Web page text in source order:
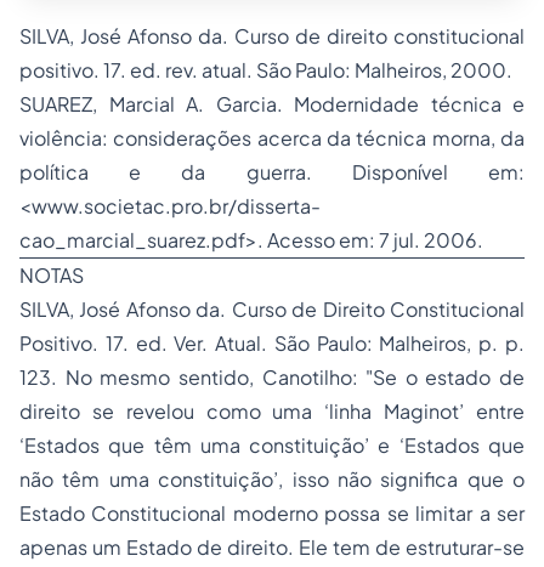
SILVA, José Afonso da. Curso de direito constitucional
positivo. 17. ed. rev. atual. São Paulo: Malheiros, 2000.
SUAREZ, Marcial A. Garcia. Modernidade técnica e
violência: considerações acerca da técnica morna, da
política e da guerra. Disponível em:
<www.societac.pro.br/disserta-
cao_marcial_suarez.pdf>. Acesso em: 7 jul. 2006.
NOTAS
SILVA, José Afonso da. Curso de Direito Constitucional
Positivo. 17. ed. Ver. Atual. São Paulo: Malheiros, p. p.
123. No mesmo sentido, Canotilho: "Se o estado de
direito se revelou como uma ‘linha Maginot’ entre
‘Estados que têm uma constituição’ e ‘Estados que
não têm uma constituição’, isso não significa que o
Estado Constitucional moderno possa se limitar a ser
apenas um Estado de direito. Ele tem de estruturar-se